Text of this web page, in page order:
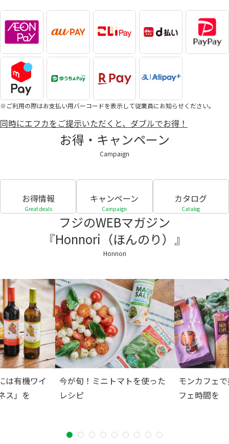
※ご利用の際はお支払い用バーコードを表示して従業員にお知らせください。
同時にエフカをご提示いただくと、ダブルでお得！
お得・キャンペーン
Campaign
お得情報
Great deals
キャンペーン
Campaign
カタログ
Catalog
フジのWEBマガジン
『Honnori（ほんのり）』
Honnori
は有機ワイ
ス」を
今が旬！ミニトマトを使った
レシピ
モンカフェ
フェ時間を